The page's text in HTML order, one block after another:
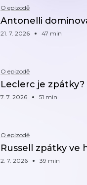
O epizodě
Antonelli
21. 7. 2026 47 min
O epizodě
Leclerc je
7. 7. 2026 51 min
O epizodě
Russell zpátky ve
2. 7. 2026 39 min